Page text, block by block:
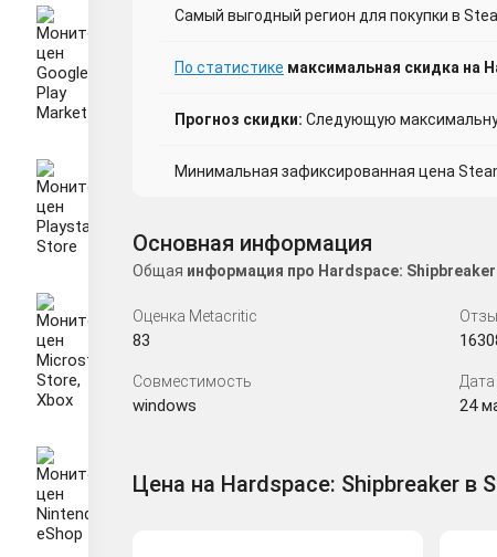
Самый выгодный регион для покупки в
По статистике максимальная скидка на
Прогноз скидки: Следующую
Минимальная зафиксированная цена
Основная информация
Общая информация про Hardspace:
Оценка Metacritic
83
Совместимость
windows 24
Цена на Hardspace: Shipbreaker в